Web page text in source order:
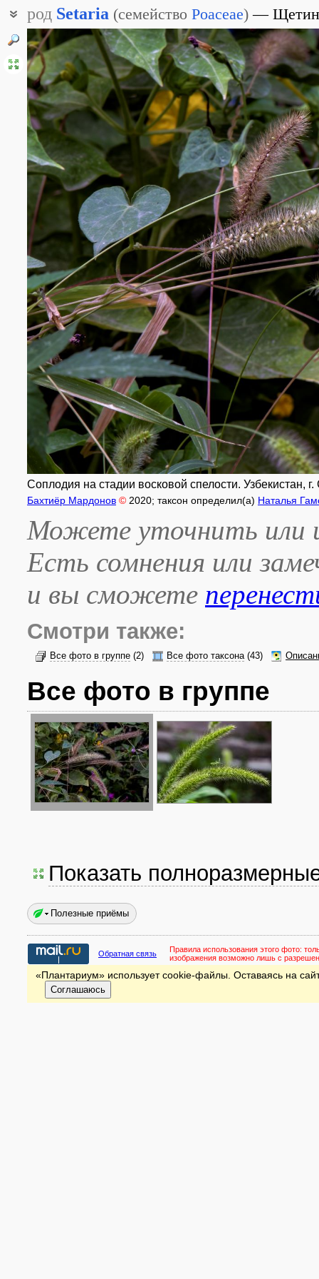
род Setaria (семейство Poaceae)
Мышей
Сетария
Чумиза
Соплодия на стадии восковой спелости. Узбекистан,
Бахтиёр Мардонов © 2020; таксон определил(а) Наталья
Можете уточнить или
Есть сомнения или
и вы сможете
Смотри также:
Все фото в группе (2) Все фото таксона(43)
Все фото в группе
Показать
Полезные приёмы
Обратная связь Правила использования этого фото:
изображения возможно лишь с
«Плантариум» использует cookie-файлы. Оставаясь на
Соглашаюсь